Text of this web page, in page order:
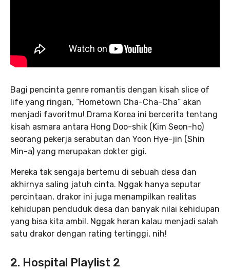
Bagi pencinta genre romantis dengan kisah slice of
life yang ringan, “Hometown Cha-Cha-Cha” akan
menjadi favoritmu! Drama Korea ini bercerita tentang
kisah asmara antara Hong Doo-shik (Kim Seon-ho)
seorang pekerja serabutan dan Yoon Hye-jin (Shin
Min-a) yang merupakan dokter gigi.
Mereka tak sengaja bertemu di sebuah desa dan
akhirnya saling jatuh cinta. Nggak hanya seputar
percintaan, drakor ini juga menampilkan realitas
kehidupan penduduk desa dan banyak nilai kehidupan
yang bisa kita ambil. Nggak heran kalau menjadi salah
satu drakor dengan rating tertinggi, nih!
2. Hospital Playlist 2